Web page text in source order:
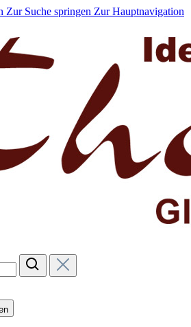
Zur Suche springen Zur Hauptnavigation